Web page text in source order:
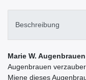
Beschreibung
Marie W.
Augenbrauen
Miene dieses